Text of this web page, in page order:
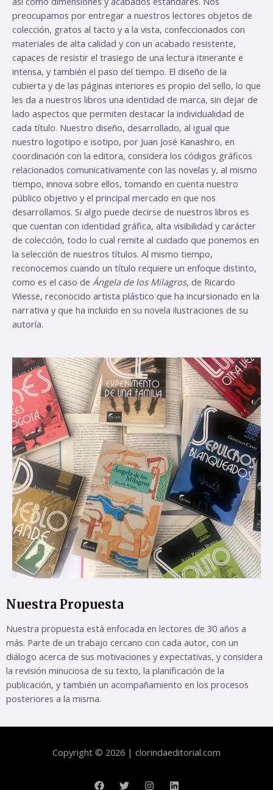
preocupamos por entregar a nuestros lectores objetos de
colección, gratos al tacto y a la vista, confeccionados con
materiales de alta calidad y con un acabado resistente,
capaces de resistir el trasiego de una lectura itinerante e
intensa, y también el paso del tiempo. El diseño de la
cubierta y de las páginas interiores es propio del sello, lo que
les da a nuestros libros una identidad de marca, sin dejar de
lado aspectos que permiten destacar la individualidad de
cada título. Nuestro diseño, desarrollado, al igual que
nuestro logotipo e isotipo, por Juan José Kanashiro, en
coordinación con la editora, considera los códigos gráficos
relacionados comunicativamente con las novelas y, al mismo
tiempo, innova sobre ellos, tomando en cuenta nuestro
público objetivo y el principal mercado en que nos
desarrollamos. Si algo puede decirse de nuestros libros es
que cuentan con identidad gráfica, alta visibilidad y carácter
de colección, todo lo cual remite al cuidado que ponemos en
la selección de nuestros títulos. Al mismo tiempo,
reconocemos cuando un título requiere un enfoque distinto,
como es el caso de Ángela de los Milagros, de Ricardo
Wiesse, reconocido artista plástico que ha incursionado en la
narrativa y que ha incluido en su novela ilustraciones de su
autoría.
Nuestra Propuesta
Nuestra propuesta está enfocada en lectores de 30 años a
más. Parte de un trabajo cercano con cada autor, con un
diálogo acerca de sus motivaciones y expectativas, y considera
la revisión minuciosa de su texto, la planificación de la
publicación, y también un acompañamiento en los procesos
posteriores a la misma.
Copyright © 2026 | clorindaeditorial.com